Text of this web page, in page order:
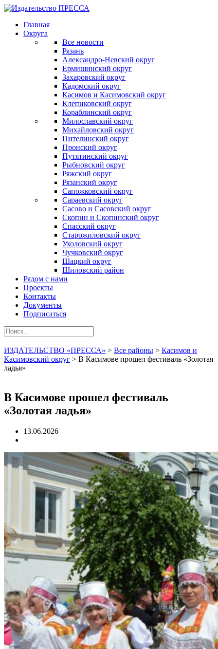
Главная
Округа
Все новости
Рязань
Александро-Невский округ
Ермишинский округ
Захаровский округ
Кадомский округ
Касимов и Касимовский округ
Клепиковский округ
Кораблинский округ
Милославский округ
Михайловский округ
Пителинский округ
Пронский округ
Путятинский округ
Рыбновский округ
Ряжский округ
Рязанский округ
Сапожковский округ
Сараевский округ
Сасово и Сасовский округ
Скопин и Скопинский округ
Спасский округ
Старожиловский округ
Ухоловский округ
Чучковский округ
Шацкий округ
Шиловский район
Рядом с нами
Проекты
Контакты
Документы
Подписаться
ИЗДАТЕЛЬСТВО «ПРЕССА» > Все районы > Касимов и
Касимовский округ > В Касимове прошел фестиваль «Золотая
ладья»
В Касимове прошел фестиваль
«Золотая ладья»
13.06.2026